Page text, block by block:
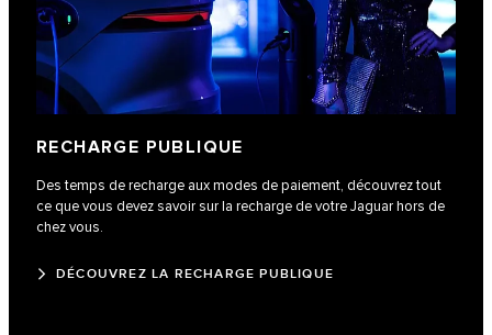
RECHARGE PUBLIQUE
Des temps de recharge aux modes de paiement, découvrez tout
ce que vous devez savoir sur la recharge de votre Jaguar hors de
chez vous.
DÉCOUVREZ LA RECHARGE PUBLIQUE